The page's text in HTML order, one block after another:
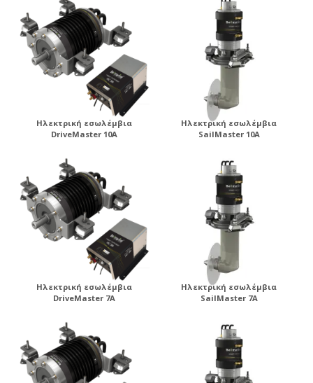
Ηλεκτρική εσωλέμβια
DriveMaster 10A
Ηλεκτρική εσωλέμβια
DriveMaster 7A
Ηλεκτρική εσωλέμβια
SailMaster 10A
Ηλεκτρική εσωλέμβια
SailMaster 7A